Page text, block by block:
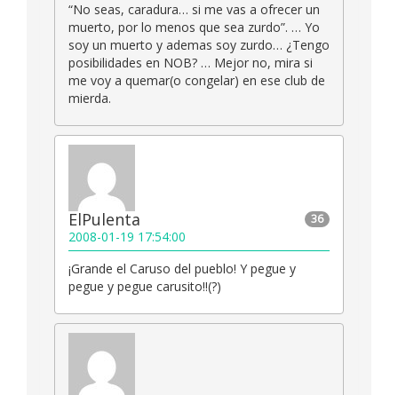
“No seas, caradura… si me vas a ofrecer un
muerto, por lo menos que sea zurdo”. … Yo
soy un muerto y ademas soy zurdo… ¿Tengo
posibilidades en NOB? … Mejor no, mira si
me voy a quemar(o congelar) en ese club de
mierda.
36
ElPulenta
2008-01-19 17:54:00
¡Grande el Caruso del pueblo! Y pegue y
pegue y pegue carusito!!(?)